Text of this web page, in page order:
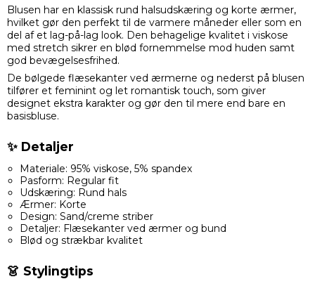
Blusen har en klassisk rund halsudskæring og korte ærmer,
hvilket gør den perfekt til de varmere måneder eller som en
del af et lag-på-lag look. Den behagelige kvalitet i viskose
med stretch sikrer en blød fornemmelse mod huden samt
god bevægelsesfrihed.
De bølgede flæsekanter ved ærmerne og nederst på blusen
tilfører et feminint og let romantisk touch, som giver
designet ekstra karakter og gør den til mere end bare en
basisbluse.
✨ Detaljer
Materiale: 95% viskose, 5% spandex
Pasform: Regular fit
Udskæring: Rund hals
Ærmer: Korte
Design: Sand/creme striber
Detaljer: Flæsekanter ved ærmer og bund
Blød og strækbar kvalitet
👗 Stylingtips